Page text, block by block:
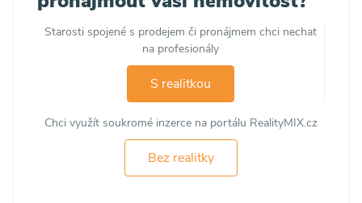
Starosti spojené s prodejem či pronájmem chci nechat
na profesionály
S realitkou
Chci využít soukromé inzerce na portálu RealityMIX.cz
Bez realitky